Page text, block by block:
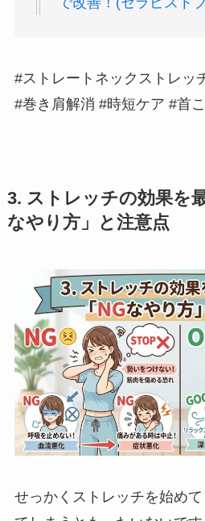
#ストレートネックストレッ
#巻き肩解消 #時短ケア #首
3. ストレッチの効果を
なやり方」と注意点
せっかくストレッチを始め